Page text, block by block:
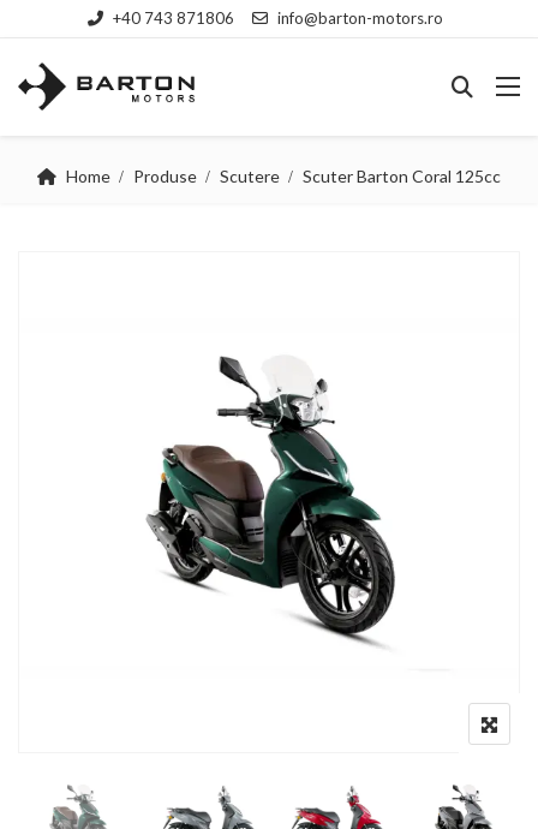
+40 743 871806 info@barton-motors.ro
Home Produse Scutere Scuter Barton Coral 125cc